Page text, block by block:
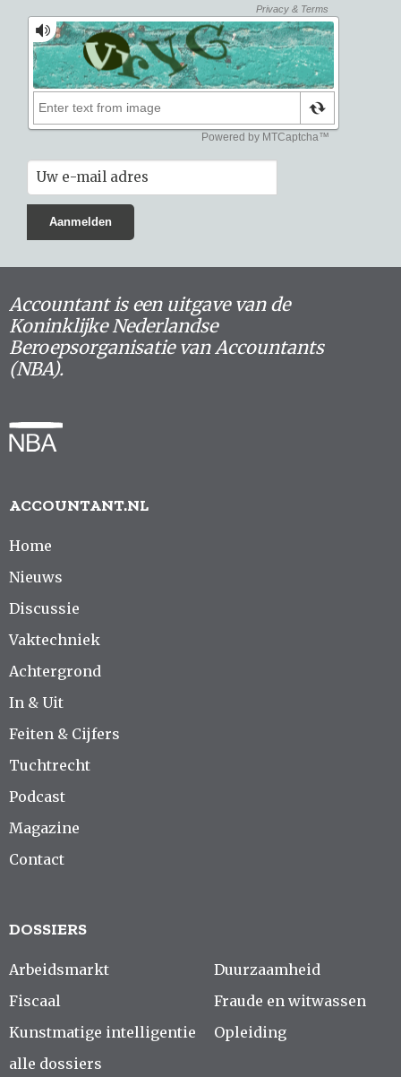
Accountant is een uitgave van de
Koninklijke Nederlandse
Beroepsorganisatie van Accountants
(NBA).
ACCOUNTANT.NL
Home
Nieuws
Discussie
Vaktechniek
Achtergrond
In & Uit
Feiten & Cijfers
Tuchtrecht
Podcast
Magazine
Contact
DOSSIERS
Arbeidsmarkt
Fiscaal
Kunstmatige intelligentie
alle dossiers
Duurzaamheid
Fraude en witwassen
Opleiding